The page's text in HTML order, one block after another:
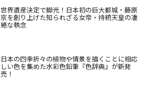
世界遺産決定で脚光！日本初の巨大都城・藤原
京を創り上げた知られざる女帝・持統天皇の凄
絶な執念
日本の四季折々の植物や情景を描くことに相応
しい色を集めた水彩色鉛筆『色辞典』が新発
売！